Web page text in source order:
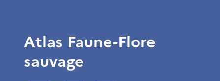
Atlas Faune-Flore
sauvage